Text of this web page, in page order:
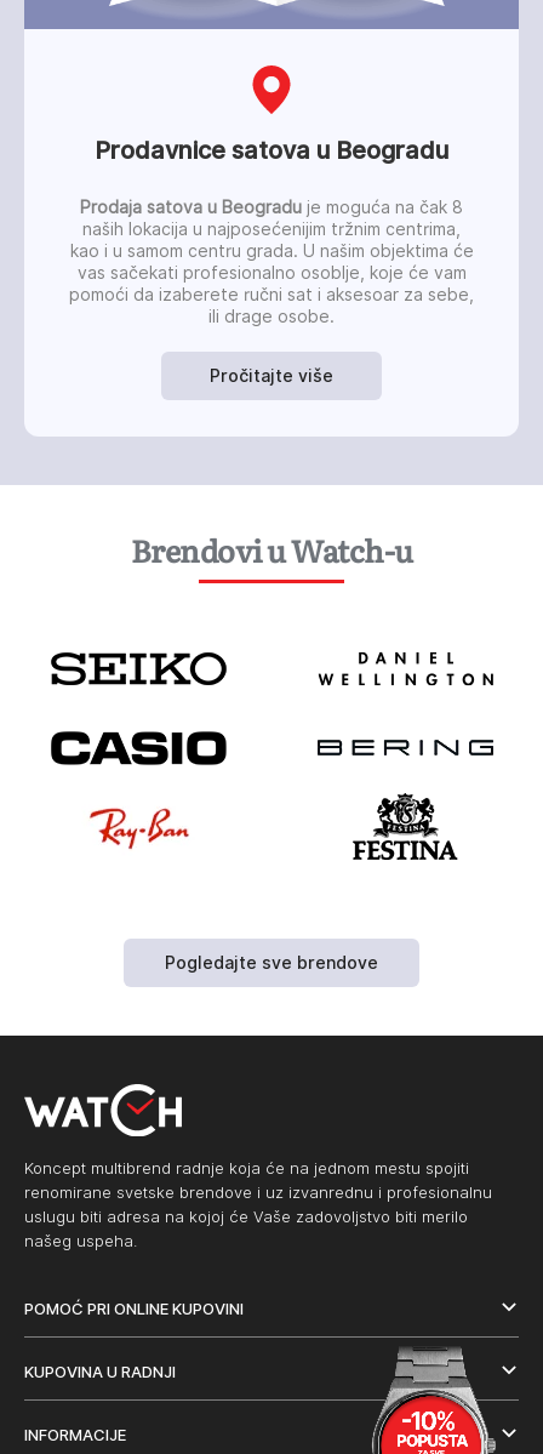
Prodavnice satova u Beogradu
Prodaja satova u Beogradu je moguća na čak 8
naših lokacija u najposećenijim tržnim centrima,
kao i u samom centru grada. U našim objektima će
vas sačekati profesionalno osoblje, koje će vam
pomoći da izaberete ručni sat i aksesoar za sebe,
ili drage osobe.
Pročitajte više
Brendovi u Watch-u
Pogledajte sve brendove
Koncept multibrend radnje koja će na jednom mestu spojiti
renomirane svetske brendove i uz izvanrednu i profesionalnu
uslugu biti adresa na kojoj će Vaše zadovoljstvo biti merilo
našeg uspeha.
POMOĆ PRI ONLINE KUPOVINI
KUPOVINA U RADNJI
INFORMACIJE